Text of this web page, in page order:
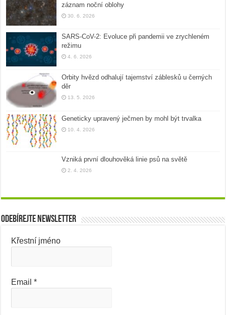
záznam noční oblohy
30. 6. 2026
SARS-CoV-2: Evoluce při pandemii ve zrychleném
režimu
4. 6. 2026
Orbity hvězd odhalují tajemství záblesků u černých
děr
13. 5. 2026
Geneticky upravený ječmen by mohl být trvalka
10. 4. 2026
Vzniká první dlouhověká linie psů na světě
2. 4. 2026
Odebírejte newsletter
Křestní jméno
Email*